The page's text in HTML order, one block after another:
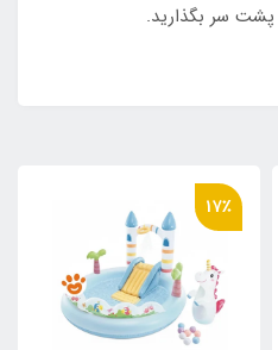
پشت سر بگذارید.
17٪